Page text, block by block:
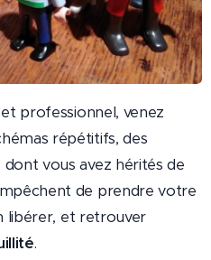
professionnel, venez
répétitifs, des
vous avez hérités de
de prendre votre
libérer, et retrouver
.